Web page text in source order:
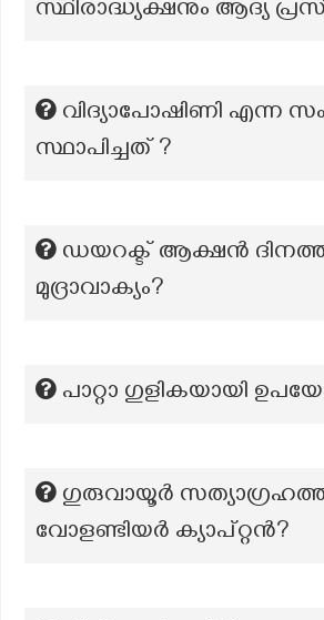
സ്ഥിരാദ്ധ്യക്ഷനും ആദ്യ
വിദ്യാപോഷിണി എന്ന
സ്ഥാപിച്ചത് ?
ഡയറക്ട് ആക്ഷൻ
മുദ്രാവാക്യം?
പാറ്റാ ഗുളികയായി
ഗുരുവായൂർ
വോളണ്ടിയർ ക്യാപ്റ്റൻ?